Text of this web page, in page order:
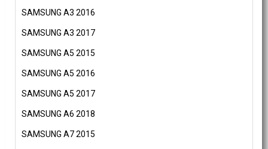
SAMSUNG A3 2016
SAMSUNG A3 2017
SAMSUNG A5 2015
SAMSUNG A5 2016
SAMSUNG A5 2017
SAMSUNG A6 2018
SAMSUNG A7 2015